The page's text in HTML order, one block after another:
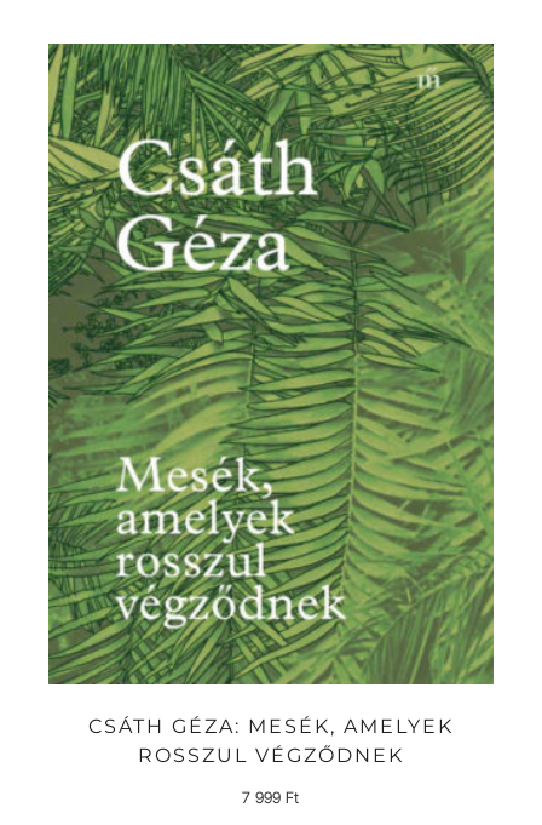
CSÁTH GÉZA: MESÉK, AMELYEK
ROSSZUL VÉGZŐDNEK
7 999 Ft